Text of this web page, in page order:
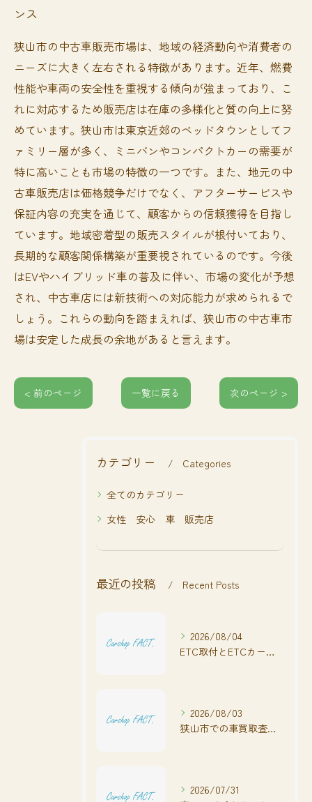
ンス
狭山市の中古車販売市場は、地域の経済動向や消費者の
ニーズに大きく左右される特徴があります。近年、燃費
性能や車両の安全性を重視する傾向が強まっており、こ
れに対応するため販売店は在庫の多様化と質の向上に努
めています。狭山市は東京近郊のベッドタウンとしてフ
ァミリー層が多く、ミニバンやコンパクトカーの需要が
特に高いことも市場の特徴の一つです。また、地元の中
古車販売店は価格競争だけでなく、アフターサービスや
保証内容の充実を通じて、顧客からの信頼獲得を目指し
ています。地域密着型の販売スタイルが根付いており、
長期的な顧客関係構築が重要視されているのです。今後
はEVやハイブリッド車の普及に伴い、市場の変化が予想
され、中古車店には新技術への対応能力が求められるで
しょう。これらの動向を踏まえれば、狭山市の中古車市
場は安定した成長の余地があると言えます。
< 前のページ 一覧に戻る 次のページ >
カテゴリー Categories
全てのカテゴリー
女性 安心 車 販売店
最近の投稿 Recent Posts
2026/08/04
ETC取付とETCカードの基礎知識
2026/08/03
狭山市での車買取査定の流れと注意点
2026/07/31